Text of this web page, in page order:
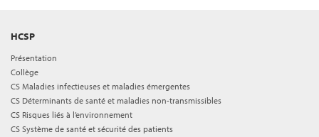
HCSP
Présentation
Collège
CS Maladies infectieuses et maladies émergentes
CS Déterminants de santé et maladies non-transmissibles
CS Risques liés à l’environnement
CS Système de santé et sécurité des patients